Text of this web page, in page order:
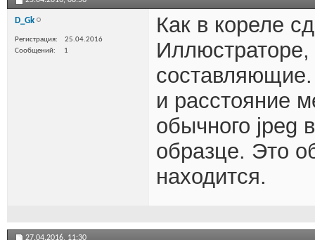
D_Gk
Регистрация
25.04.2016
Сообщений
1
Как в кореле
Иллюстраторе,
и расстояние
обычного jpeg
образце. Это
находится.
27.04.2016, 11:30